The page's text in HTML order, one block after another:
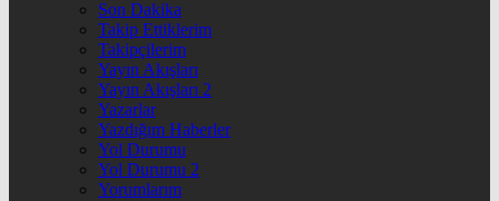
Son Dakika
Takip Ettiklerim
Takipçilerim
Yayın Akışları
Yayın Akışları 2
Yazarlar
Yazdığım Haberler
Yol Durumu
Yol Durumu 2
Yorumlarım